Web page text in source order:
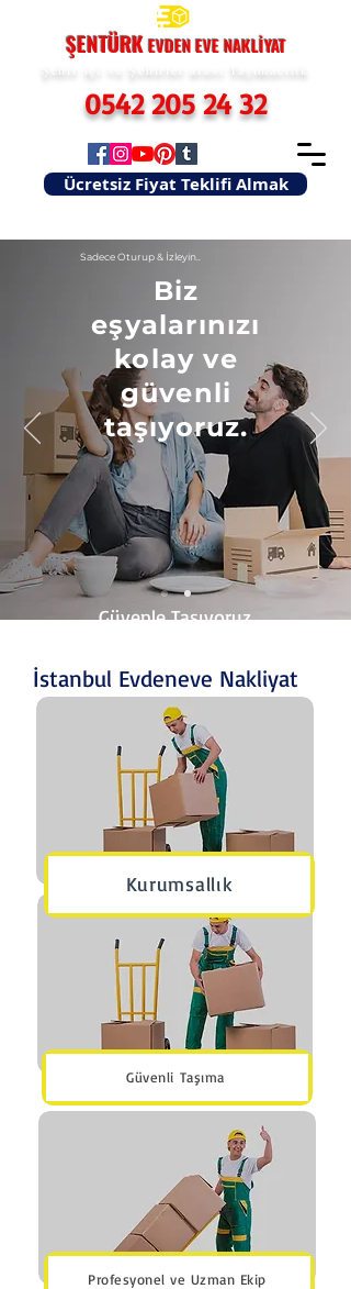
Ücretsiz Fiyat Teklifi Almak
ŞENTÜRKEVDEN EVENAKLİYAT
0542 205 24 32
Şehir içi ve Şehirler arası Taşımacılık
Sadece Oturup & İzleyin..
Biz
eşyalarınızı
kolay ve
güvenli
taşıyoruz.
Güvenle Taşıyoruz ..
İstanbul Evdeneve Nakliyat
Profesyonel ve Uzman Ekip
Güvenli Taşıma
Kurumsallık